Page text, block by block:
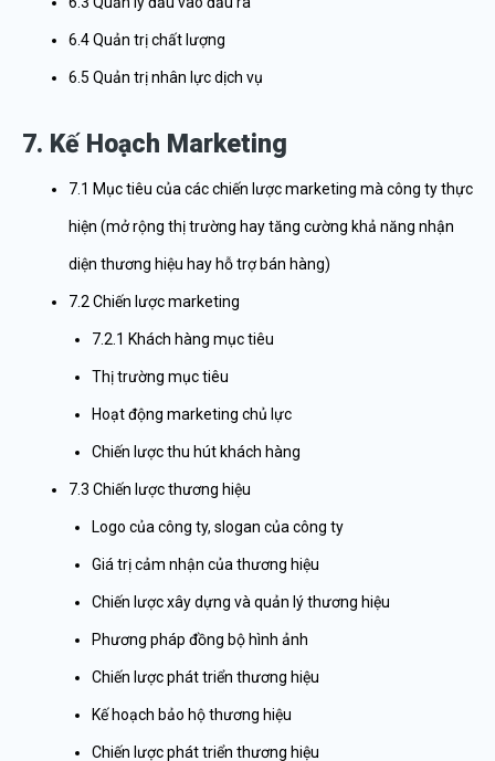
6.4 Quản trị chất lượng
6.5 Quản trị nhân lực dịch vụ
7. Kế Hoạch Marketing
7.1 Mục tiêu của các chiến lược marketing mà công ty thực
hiện (mở rộng thị trường hay tăng cường khả năng nhận
diện thương hiệu hay hỗ trợ bán hàng)
7.2 Chiến lược marketing
7.2.1 Khách hàng mục tiêu
Thị trường mục tiêu
Hoạt động marketing chủ lực
Chiến lược thu hút khách hàng
7.3 Chiến lược thương hiệu
Logo của công ty, slogan của công ty
Giá trị cảm nhận của thương hiệu
Chiến lược xây dựng và quản lý thương hiệu
Phương pháp đồng bộ hình ảnh
Chiến lược phát triển thương hiệu
Kế hoạch bảo hộ thương hiệu
Chiến lược phát triển thương hiệu